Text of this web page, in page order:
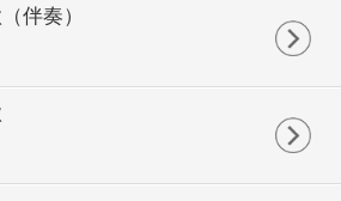
很有味道
你为我流眼泪很有味道
为我魂不守舍很有味道
醉了找不到家也很有味道
伴奏）